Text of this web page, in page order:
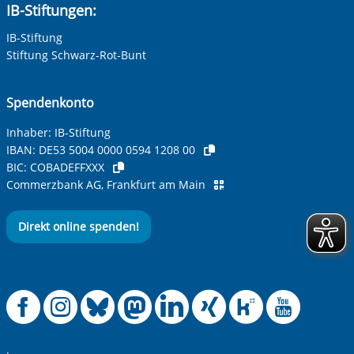
Ihre Telefonnummer
Betreff ihrer Anfrage
Ihre Nachricht*
Anti-Roboter-Verifizierung
IB-Stiftungen:
IB-Stiftung
Stiftung Schwarz-Rot-Bunt
Spendenkonto
Inhaber: IB-Stiftung
IBAN: DE53 5004 0000 0594 1208 00
BIC: COBADEFFXXX
Commerzbank AG, Frankfurt am Main
Direkt online spenden!
Offizielle
Offizielle
Offizielle
Offizielle
Offizielle